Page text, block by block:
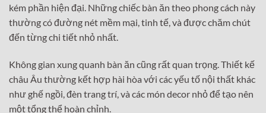
kém phần hiện đại. Những chiếc bàn ăn theo phong cách này
thường có đường nét mềm mại, tinh tế, và được chăm chút
đến từng chi tiết nhỏ nhất.
Không gian xung quanh bàn ăn cũng rất quan trọng. Thiết kế
châu Âu thường kết hợp hài hòa với các yếu tố nội thất khác
như ghế ngồi, đèn trang trí, và các món decor nhỏ để tạo nên
một tổng thể hoàn chỉnh.